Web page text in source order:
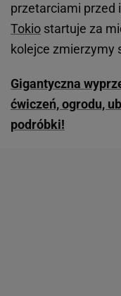
przetarciami przed
Tokio startuje za
kolejce zmierzymy
Gigantyczna
ćwiczeń, ogrodu,
podróbki!